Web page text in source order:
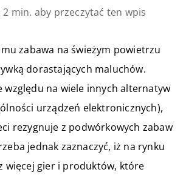
min. aby przeczytać ten wpis
zabawa na świeżym powietrzu
dorastających maluchów.
względu na wiele innych alternatyw
urządzeń elektronicznych),
rezygnuje z podwórkowych zabaw
jednak zaznaczyć, iż na rynku
więcej gier i produktów, które